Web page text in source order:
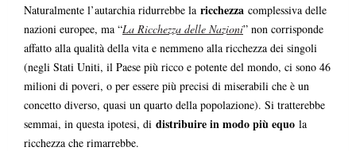
Naturalmente l’autarchia ridurrebbe la ricchezza complessiva delle
nazioni europee, ma “La Ricchezza delle Nazioni” non corrisponde
affatto alla qualità della vita e nemmeno alla ricchezza dei singoli
(negli Stati Uniti, il Paese più ricco e potente del mondo, ci sono 46
milioni di poveri, o per essere più precisi di miserabili che è un
concetto diverso, quasi un quarto della popolazione). Si tratterebbe
semmai, in questa ipotesi, di distribuire in modo più equo la
ricchezza che rimarrebbe.